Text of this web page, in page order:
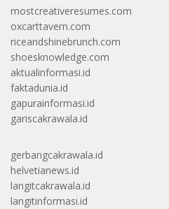
mostcreativeresumes.com
oxcarttavern.com
riceandshinebrunch.com
shoesknowledge.com
aktualinformasi.id
faktadunia.id
gapurainformasi.id
gariscakrawala.id
gerbangcakrawala.id
helvetianews.id
langitcakrawala.id
langitinformasi.id